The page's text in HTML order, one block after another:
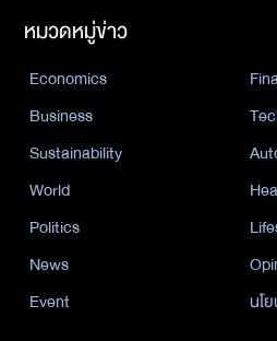
หมวดหมู่ข่าว
Economics
Business
Sustainability
World
Politics
News
Event
นโ